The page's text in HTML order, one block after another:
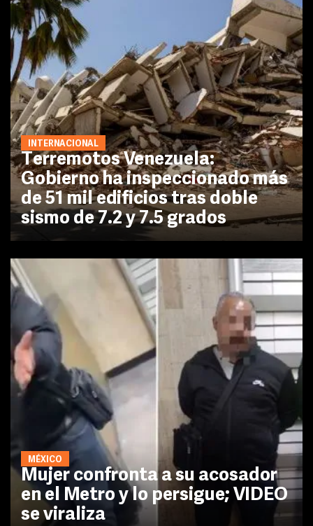
INTERNACIONAL
Terremotos Venezuela:
Gobierno ha inspeccionado más
de 51 mil edificios tras doble
sismo de 7.2 y 7.5 grados
MÉXICO
Mujer confronta a su acosador
en el Metro y lo persigue; VIDEO
se viraliza